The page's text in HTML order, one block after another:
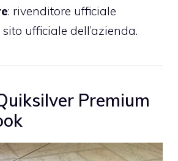
: rivenditore ufficiale
sito ufficiale dell’azienda.
Premium